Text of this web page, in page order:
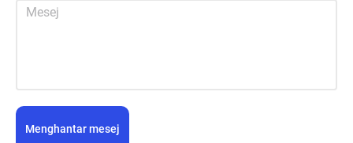
Menghantar mesej